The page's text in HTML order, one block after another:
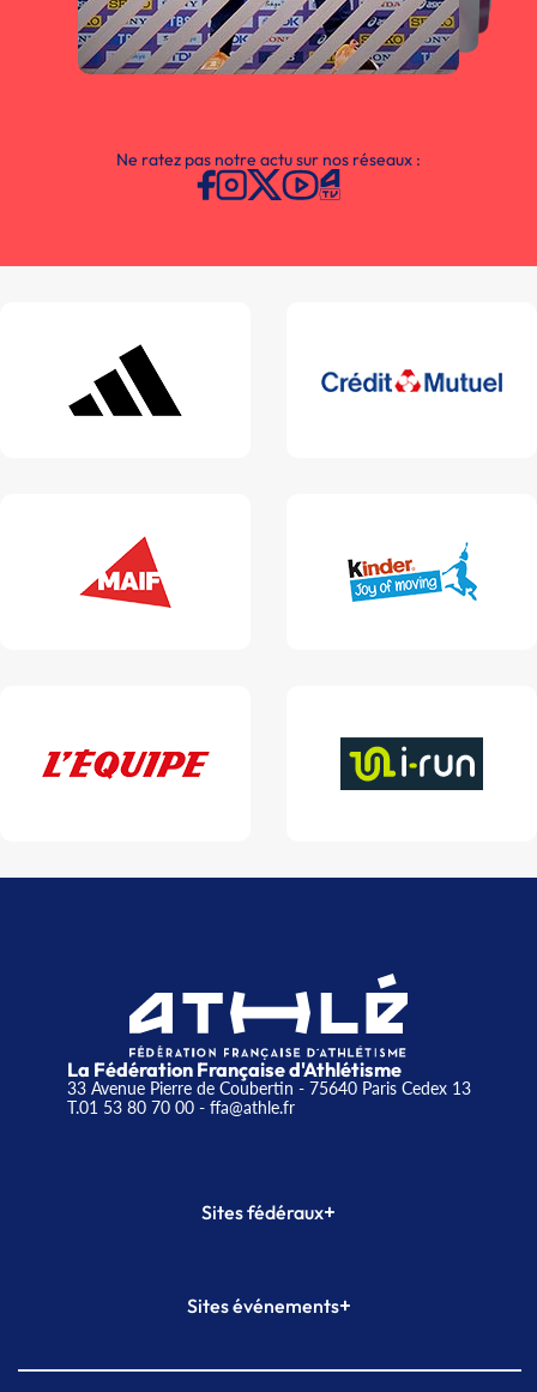
Ne ratez pas notre actu sur nos réseaux :
La Fédération Française d'Athlétisme
33 Avenue Pierre de Coubertin - 75640 Paris Cedex 13
T.01 53 80 70 00- ffa@athle.fr
Sites fédéraux+
Plateforme Formation
Sites événements+
Meeting de Paris indoor